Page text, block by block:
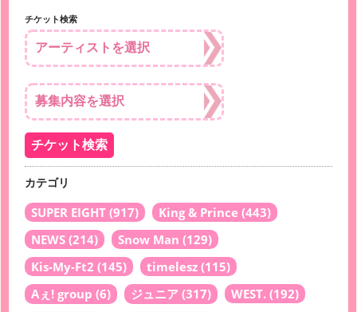
チケット検索
カテゴリ
SUPER EIGHT (917) King & Prince (443)
NEWS (214) Snow Man (129)
Kis-My-Ft2 (145) timelesz (115)
Aぇ! group (6) ジュニア (317) WEST. (192)